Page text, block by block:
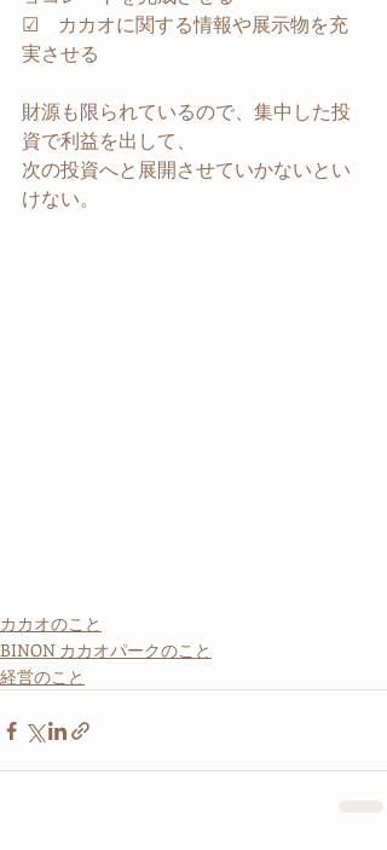
☑　カカオに関する情報や展示物を充
実させる
財源も限られているので、集中した投
資で利益を出して、
次の投資へと展開させていかないとい
けない。
カカオのこと
BINON カカオパークのこと
経営のこと